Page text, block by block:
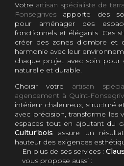
Votre artisan spécialiste de
Fonsegrives apporte des
pour aménager des
fonctionnels et élégants. Ces
créer des zones d’ombre et
harmonie avec leur
chaque projet avec soin pour
naturelle et durable.
Choisir votre artisan
agencement à Quint-
intérieur chaleureux, structuré
avec précision, transforme les
espaces tout en ajoutant du
Cultur'bois assure un
hauteur des exigences
En plus de ses services :
vous propose aussi :